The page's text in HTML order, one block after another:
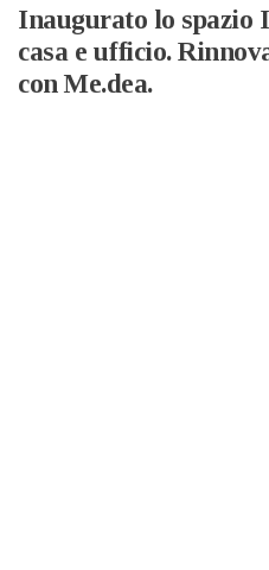
Inaugurato lo spazio
casa e ufficio.
con Me.dea.